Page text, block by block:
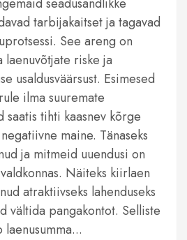
seadusandlikke
tarbijakaitset ja tagavad
See areng on
laenuvõtjate riske ja
usaldusväärsust. Esimesed
ilma suuremate
tihti kaasnev kõrge
maine. Tänaseks
ja mitmeid uuendusi on
Näiteks kiirlaen
atraktiivseks lahenduseks
vältida pangakontot. Selliste